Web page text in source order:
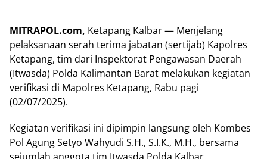
MITRAPOL.com, Ketapang Kalbar — Menjelang
pelaksanaan serah terima jabatan (sertijab) Kapolres
Ketapang, tim dari Inspektorat Pengawasan Daerah
(Itwasda) Polda Kalimantan Barat melakukan kegiatan
verifikasi di Mapolres Ketapang, Rabu pagi
(02/07/2025).
Kegiatan verifikasi ini dipimpin langsung oleh Kombes
Pol Agung Setyo Wahyudi S.H., S.I.K., M.H., bersama